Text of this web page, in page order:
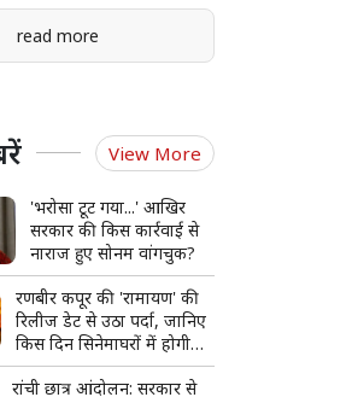
read more
View More
'भरोसा टूट गया...' आखिर
सरकार की किस कार्रवाई से
नाराज हुए सोनम वांगचुक?
रणबीर कपूर की 'रामायण' की
रिलीज डेट से उठा पर्दा, जानिए
किस दिन सिनेमाघरों में होगी
भव्य एंट्री
रांची छात्र आंदोलन: सरकार से